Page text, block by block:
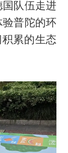
队伍走进
普陀的环
累的生态